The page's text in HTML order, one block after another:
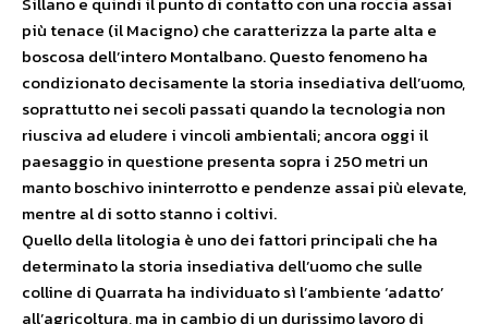
più tenace (il Macigno) che caratterizza la parte alta e
boscosa dell’intero Montalbano. Questo fenomeno ha
condizionato decisamente la storia insediativa dell’uomo,
soprattutto nei secoli passati quando la tecnologia non
riusciva ad eludere i vincoli ambientali; ancora oggi il
paesaggio in questione presenta sopra i 250 metri un
manto boschivo ininterrotto e pendenze assai più elevate,
mentre al di sotto stanno i coltivi.
Quello della litologia è uno dei fattori principali che ha
determinato la storia insediativa dell’uomo che sulle
colline di Quarrata ha individuato sì l’ambiente ‘adatto’
all’agricoltura, ma in cambio di un durissimo lavoro di